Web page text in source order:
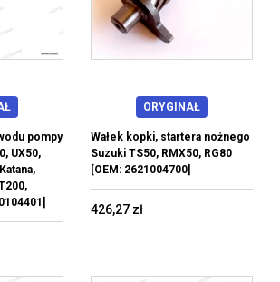
pompy
UX50,
ORYGINAŁ
Wałek kopki, startera nożnego
Suzuki TS50, RMX50, RG80
[OEM: 2621004700]
426,27 zł